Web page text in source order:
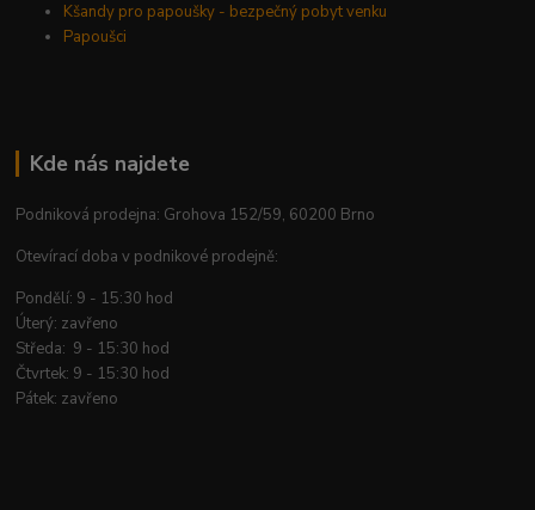
Kšandy pro papoušky - bezpečný pobyt venku
Papoušci
Kde nás najdete
Podniková prodejna: Grohova 152/59, 60200 Brno
Otevírací doba v podnikové prodejně:
Pondělí: 9 - 15:30 hod
Úterý: zavřeno
Středa: 9 - 15:30 hod
Čtvrtek: 9 - 15:30 hod
Pátek: zavřeno